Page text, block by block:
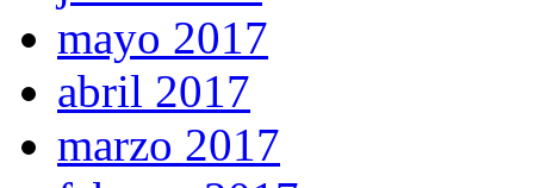
mayo 2017
abril 2017
marzo 2017